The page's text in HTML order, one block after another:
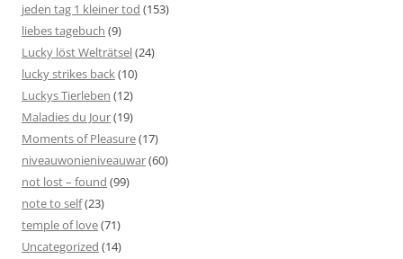
jeden tag 1 kleiner tod (153)
liebes tagebuch (9)
Lucky löst Welträtsel(24)
lucky strikes back(10)
Luckys Tierleben (12)
Maladies du Jour(19)
Moments of Pleasure(17)
niveauwonieniveauwar(60)
not lost – found (99)
note to self(23)
temple of love(71)
Uncategorized (14)